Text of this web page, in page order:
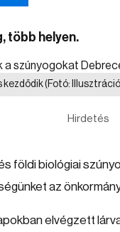
több helyen.
kezdődik(Fotó:
Hirdetés
és földi biológiai
az
elvégzett